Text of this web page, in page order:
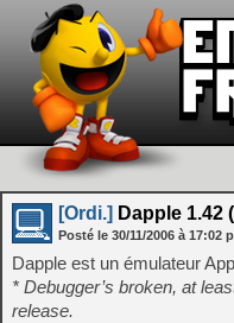
[Ordi.] Dapple 1.42
Posté le 30/11/2006 à 17:02
Dapple est un émulateur
* Debugger’s broken, at
release.